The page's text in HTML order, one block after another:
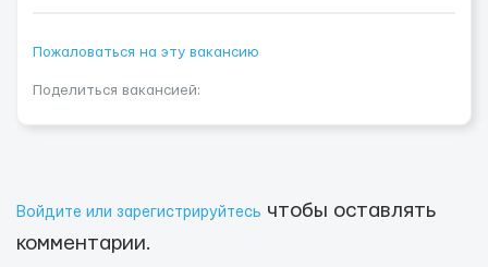
Пожаловаться на эту вакансию
Поделиться вакансией:
Войдите или зарегистрируйтесь чтобы оставлять
комментарии.